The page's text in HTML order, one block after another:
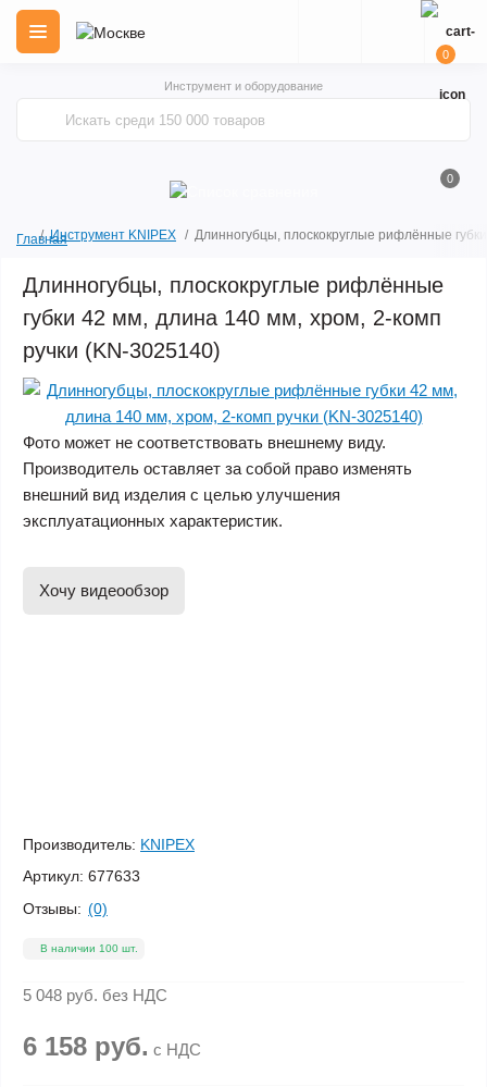
Инструмент и оборудование
0
0
ГлавнаяИнструмент KNIPEX Длинногубцы, плоскокруглые рифлённые
Длинногубцы, плоскокруглые рифлённые
губки 42 мм, длина 140 мм, хром, 2-комп
ручки (KN-3025140)
Фото может не соответствовать внешнему виду.
Производитель оставляет за собой право изменять
внешний вид изделия с целью улучшения
эксплуатационных характеристик.
Хочу видеообзор
Производитель: KNIPEX
Артикул: 677633
Отзывы: (0)
В наличии 100 шт.
5 048 руб. без НДС
6 158 руб. с НДС